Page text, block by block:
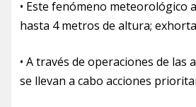
• Este fenómeno meteorológico
hasta 4 metros de altura;
• A través de operaciones de
se llevan a cabo acciones